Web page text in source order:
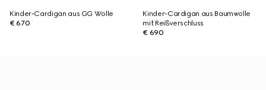
Kinder-Cardigan aus GG Wolle
€ 670
Kinder-Cardigan aus Baumwolle
mit Reißverschluss
€ 690